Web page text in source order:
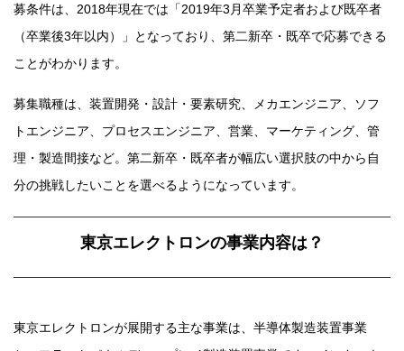
募条件は、2018年現在では「2019年3月卒業予定者および既卒者
（卒業後3年以内）」となっており、第二新卒・既卒で応募できる
ことがわかります。
募集職種は、装置開発・設計・要素研究、メカエンジニア、ソフ
トエンジニア、プロセスエンジニア、営業、マーケティング、管
理・製造間接など。第二新卒・既卒者が幅広い選択肢の中から自
分の挑戦したいことを選べるようになっています。
東京エレクトロンの事業内容は？
東京エレクトロンが展開する主な事業は、半導体製造装置事業